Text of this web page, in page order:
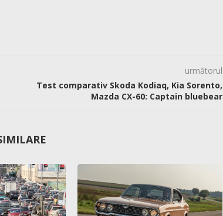
următorul
Test comparativ Skoda Kodiaq, Kia Sorento,
Mazda CX-60: Captain bluebear